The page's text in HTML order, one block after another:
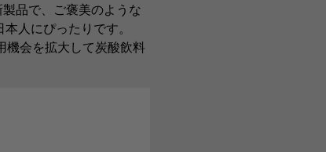
品で、ご褒美のような
人にぴったりです。
機会を拡大して炭酸飲料